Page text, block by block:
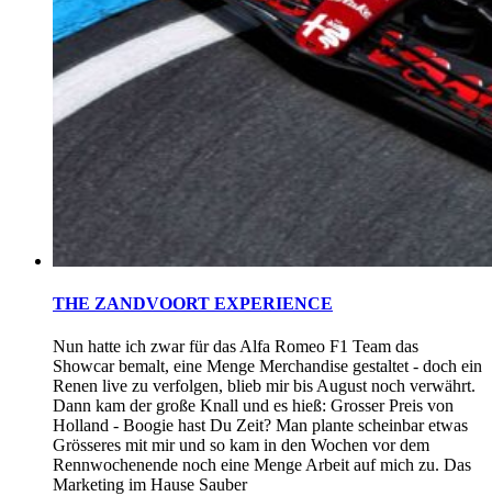
THE ZANDVOORT EXPERIENCE
Nun hatte ich zwar für das Alfa Romeo F1 Team das
Showcar bemalt, eine Menge Merchandise gestaltet - doch ein
Renen live zu verfolgen, blieb mir bis August noch verwährt.
Dann kam der große Knall und es hieß: Grosser Preis von
Holland - Boogie hast Du Zeit? Man plante scheinbar etwas
Grösseres mit mir und so kam in den Wochen vor dem
Rennwochenende noch eine Menge Arbeit auf mich zu. Das
Marketing im Hause Sauber